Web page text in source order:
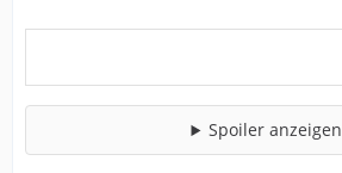
Spoiler anzeigen